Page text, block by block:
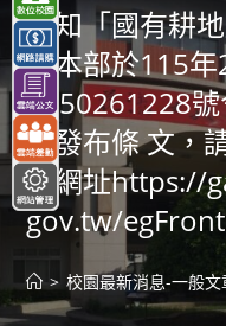
容 轉知「國有耕
經本部於115
1150261228
正發布條 文，
（網址https://
gov.tw/
> 校園最新消息-一般文